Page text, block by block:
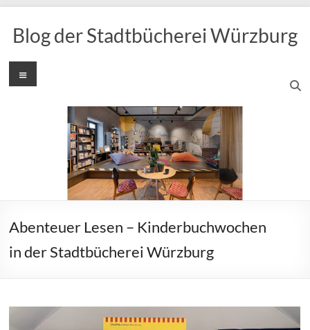
Inhalt
springen
Blog der Stadtbücherei Würzburg
Menü
Abenteuer Lesen – Kinderbuchwochen
in der Stadtbücherei Würzburg